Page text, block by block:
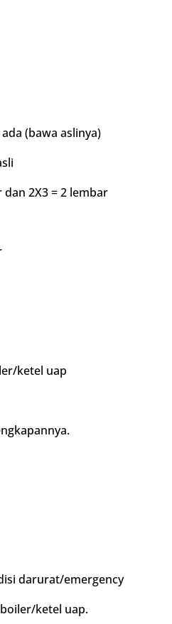
(bawa aslinya)
2X3 = 2 lembar
ketel uap
darurat/emergency
ketel uap.